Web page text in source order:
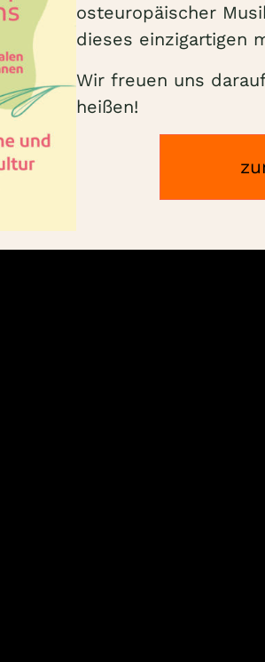
osteuropäischer
dieses einzigartigen
Wir freuen uns
heißen!